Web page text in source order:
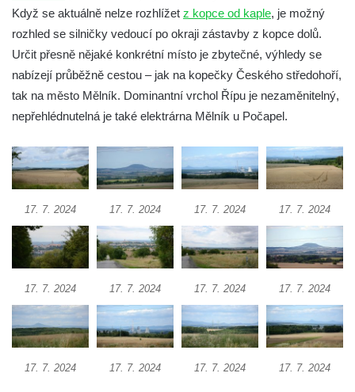
Vyhlídka u svatého Josefa v Zákupech
Ferdinandova vyhlídka u bývalého
čedičového lomu v Zákupech
Vyhlídka na konci Křížové cesty na
Křížovém vrchu ve Frýdlantu
Rozhledna Čáp v Adršpašsko-teplických
skalách
Vyhlídka pod Doubravskou horou v
Teplicích
Vyhlídka u Písečného vrchu v Teplicích
Rozhledna Letná v Teplicích
Vyhlídka Kaltenbergblick pod Weifbergem
Vyhlídka na vrchu Waitzdorfer Höhe u
Goßdorfu
Když se aktuálně nelze rozhlížet z kopce od kaple, je možný
rozhled se silničky vedoucí po okraji zástavby z kopce dolů.
Určit přesně nějaké konkrétní místo je zbytečné, výhledy se
nabízejí průběžně cestou – jak na kopečky Českého středohoří,
tak na město Mělník. Dominantní vrchol Řípu je nezaměnitelný,
nepřehlédnutelná je také elektrárna Mělník u Počapel.
17. 7. 2024 17. 7. 2024 17. 7. 2024 17. 7. 2024
17. 7. 2024 17. 7. 2024 17. 7. 2024 17. 7. 2024
17. 7. 2024 17. 7. 2024 17. 7. 2024 17. 7. 2024